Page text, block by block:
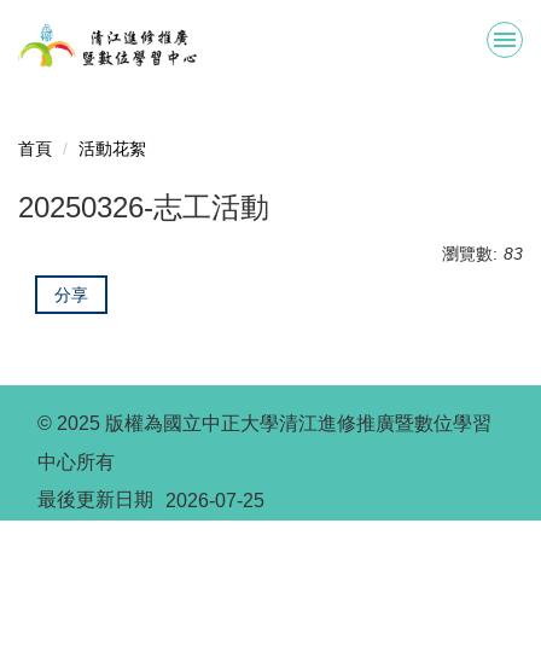
到
容
首頁 活動花絮
20250326-志工活動
瀏覽數: 83
分享
© 2025 版權為國立中正大學清江進修推廣暨數位學習
中心所有
最後更新日期
2026-07-25